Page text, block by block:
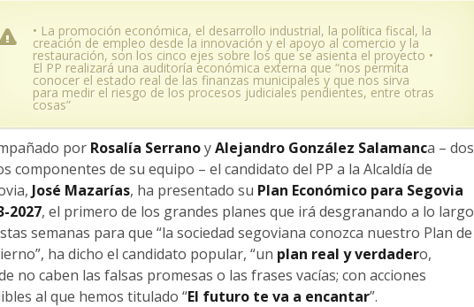
• La promoción económica, el desarrollo industrial, la política fiscal, la
creación de empleo desde la innovación y el apoyo al comercio y la
restauración, son los cinco ejes sobre los que se asienta el proyecto •
El PP realizará una auditoría económica externa que “nos permita
conocer el estado real de las finanzas municipales y que nos sirva
para medir el riesgo de los procesos judiciales pendientes, entre otras
cosas”
por Rosalía SerranoyAlejandro González Salamanca – dos
componentes de su equipo – el candidato del PP a la Alcaldía de
José Mazarías, ha presentado su Plan Económico para Segovia
2027, el primero de los grandes planes que irá desgranando a lo largo
semanas para que “la sociedad segoviana conozca nuestro Plan de
ha dicho el candidato popular, “un plan real y verdadero,
no caben las falsas promesas o las frases vacías; con acciones
al que hemos titulado “El futuro te va a encantar”.